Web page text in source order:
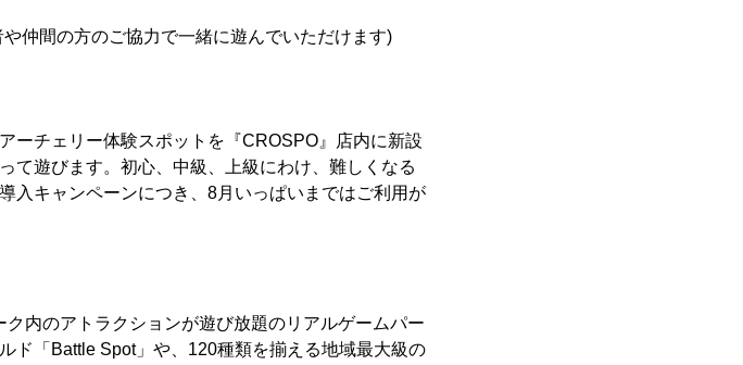
仲間の方のご協力で一緒に遊んでいただけます)
ーチェリー体験スポットを『CROSPO』店内に新設
て遊びます。初心、中級、上級にわけ、難しくなる
入キャンペーンにつき、8月いっぱいまではご利用が
内のアトラクションが遊び放題のリアルゲームパー
ド「Battle Spot」や、120種類を揃える地域最大級の